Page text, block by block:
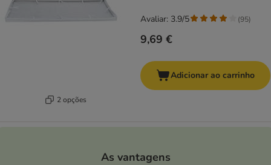
2 opções
9,69 €
Avaliar: 3.9/5 (95)
Adicionar ao carrinho
As vantagens